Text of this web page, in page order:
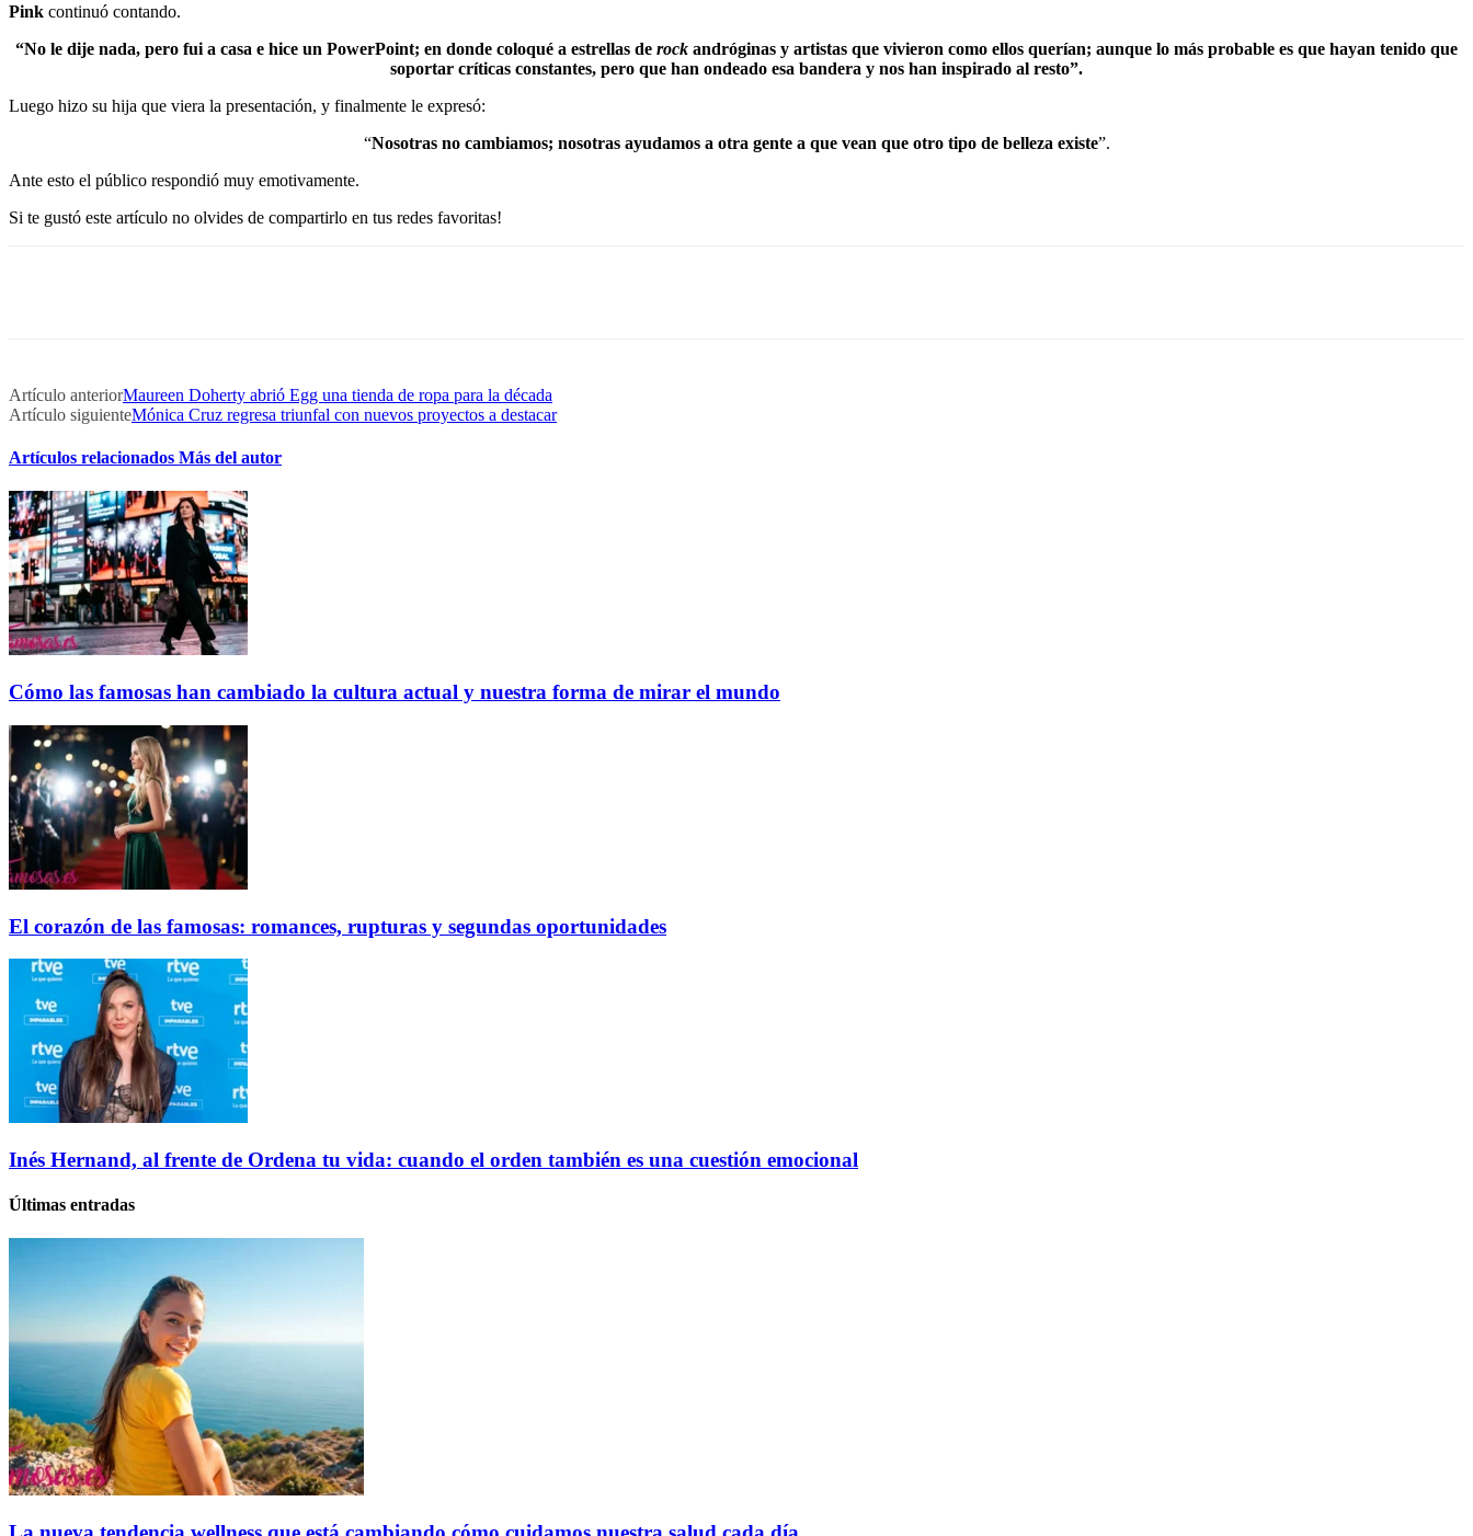
Pink continuó contando.
“No le dije nada, pero fui a casa e hice un PowerPoint; en donde coloqué a estrellas de rock andróginas y artistas que vivieron como ellos querían; aunque lo más probable es que hayan tenido que
soportar críticas constantes, pero que han ondeado esa bandera y nos han inspirado al resto”.
Luego hizo su hija que viera la presentación, y finalmente le expresó:
“Nosotras no cambiamos; nosotras ayudamos a otra gente a que vean que otro tipo de belleza existe”.
Ante esto el público respondió muy emotivamente.
Si te gustó este artículo no olvides de compartirlo en tus redes favoritas!
Artículo anteriorMaureen Doherty abrió Egg una tienda de ropa para la década
Artículo siguienteMónica Cruz regresa triunfal con nuevos proyectos a destacar
Artículos relacionados Más del autor
Cómo las famosas han cambiado la cultura actual y nuestra forma de mirar el mundo
El corazón de las famosas: romances, rupturas y segundas oportunidades
Inés Hernand, al frente de Ordena tu vida: cuando el orden también es una cuestión emocional
Últimas entradas